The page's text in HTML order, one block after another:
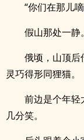
“你们在那儿
假山那处一静。
俄顷，山顶后
灵巧得形同狸猫。
前边是个年轻
几分笑。